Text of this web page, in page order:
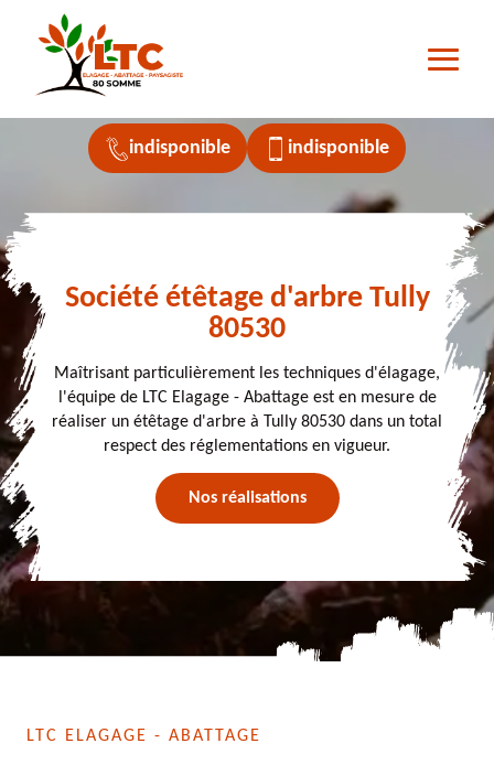
indisponible indisponible
Société étêtage d'arbre Tully
80530
Maîtrisant particulièrement les techniques d'élagage,
l'équipe de LTC Elagage - Abattage est en mesure de
réaliser un étêtage d'arbre à Tully 80530 dans un total
respect des réglementations en vigueur.
Nos réalisations
LTC ELAGAGE - ABATTAGE